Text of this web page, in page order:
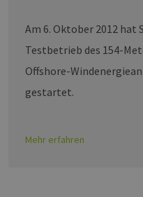
Am 6. Oktober 2012 hat
Testbetrieb des 154-
Offshore-
gestartet.
Mehr erfahren